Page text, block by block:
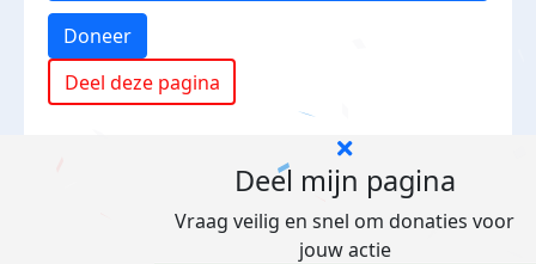
Doneer
Deel deze pagina
Deel mijn pagina
Vraag veilig en snel om donaties voor
jouw actie